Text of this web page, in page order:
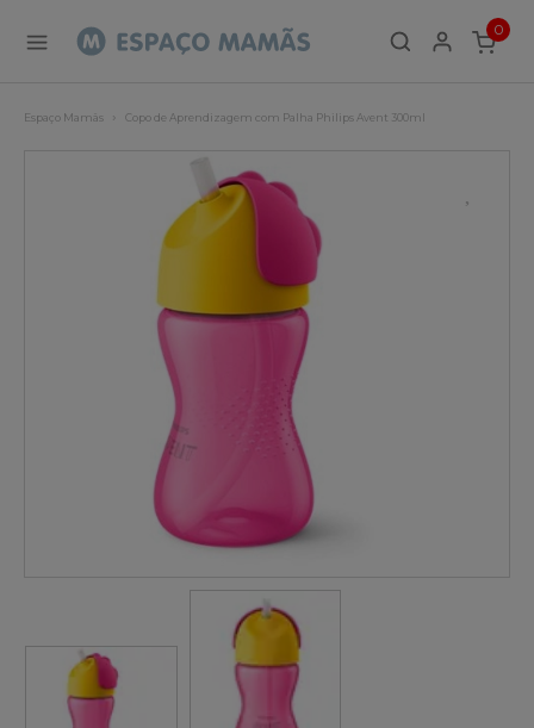
0
ITEMS
Espaço Mamãs Copo de Aprendizagem com Palha Philips Avent 300ml